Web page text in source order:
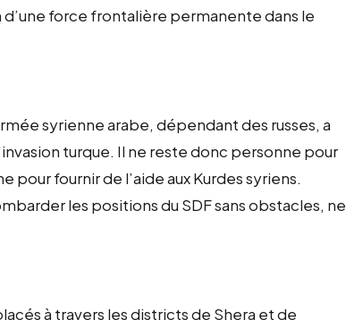
force frontalière permanente dans le
syrienne arabe, dépendant des russes, a
turque. Il ne reste donc personne pour
fournir de l’aide aux Kurdes syriens.
les positions du SDF sans obstacles, ne
à travers les districts de Shera et de